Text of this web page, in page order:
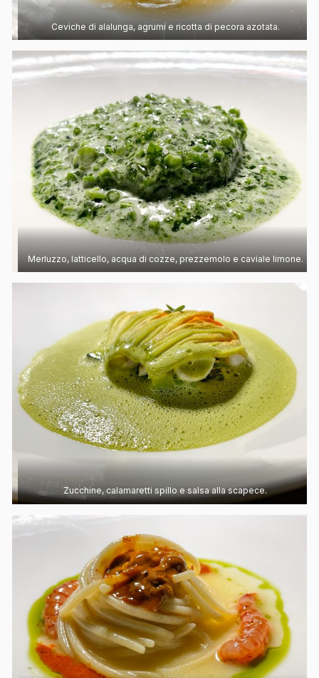
Ceviche di alalunga, agrumi e ricotta di pecora azotata.
Merluzzo, latticello, acqua di cozze, prezzemolo e caviale limone.
Zucchine, calamaretti spillo e salsa alla scapece.